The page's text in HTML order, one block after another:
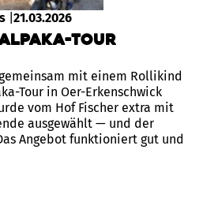
|21.03.2026
Tour
mit einem Rollikind
Tour in Oer-Erkenschwick
vom Hof Fischer extra mit
ausgewählt — und der
Angebot funktioniert gut und